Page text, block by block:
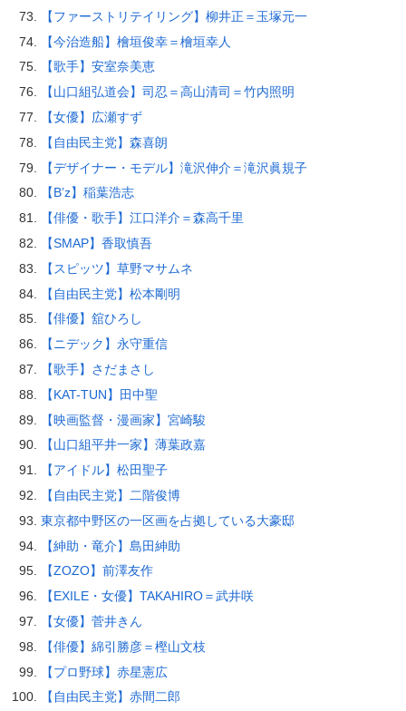
【ファーストリテイリング】柳井正＝玉塚元一
【今治造船】檜垣俊幸＝檜垣幸人
【歌手】安室奈美恵
【山口組弘道会】司忍＝高山清司＝竹内照明
【女優】広瀬すず
【自由民主党】森喜朗
【デザイナー・モデル】滝沢伸介＝滝沢眞規子
【B’z】稲葉浩志
【俳優・歌手】江口洋介＝森高千里
【SMAP】香取慎吾
【スピッツ】草野マサムネ
【自由民主党】松本剛明
【俳優】舘ひろし
【ニデック】永守重信
【歌手】さだまさし
【KAT-TUN】田中聖
【映画監督・漫画家】宮崎駿
【山口組平井一家】薄葉政嘉
【アイドル】松田聖子
【自由民主党】二階俊博
東京都中野区の一区画を占拠している大豪邸
【紳助・竜介】島田紳助
【ZOZO】前澤友作
【EXILE・女優】TAKAHIRO＝武井咲
【女優】菅井きん
【俳優】綿引勝彦＝樫山文枝
【プロ野球】赤星憲広
【自由民主党】赤間二郎